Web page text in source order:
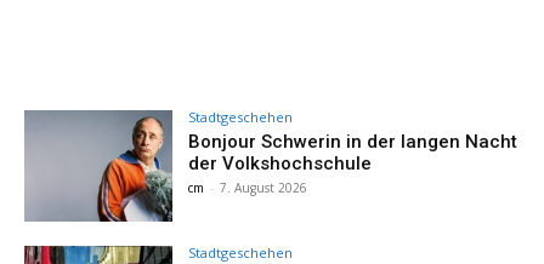
Stadtgeschehen
Bonjour Schwerin in der langen Nacht
der Volkshochschule
cm - 7. August 2026
Stadtgeschehen